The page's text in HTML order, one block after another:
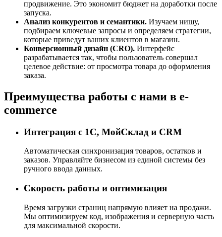
продвижение. Это экономит бюджет на доработки после
запуска.
Анализ конкурентов и семантики. Изучаем нишу,
подбираем ключевые запросы и определяем стратегии,
которые приведут ваших клиентов в магазин.
Конверсионный дизайн (CRO). Интерфейс
разрабатывается так, чтобы пользователь совершал
целевое действие: от просмотра товара до оформления
заказа.
Преимущества работы с нами в e-
commerce
Интеграция с 1С, МойСклад и CRM
Автоматическая синхронизация товаров, остатков и
заказов. Управляйте бизнесом из единой системы без
ручного ввода данных.
Скорость работы и оптимизация
Время загрузки страниц напрямую влияет на продажи.
Мы оптимизируем код, изображения и серверную часть
для максимальной скорости.